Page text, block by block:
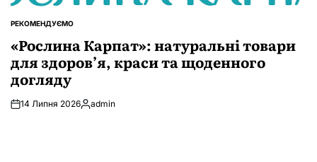
ОПУБЛІКУВАТИ
РЕКОМЕНДУЄМО
«Рослина Карпат»: натуральні товари
для здоров’я, краси та щоденного
догляду
14 Липня 2026Опубліковано
admin